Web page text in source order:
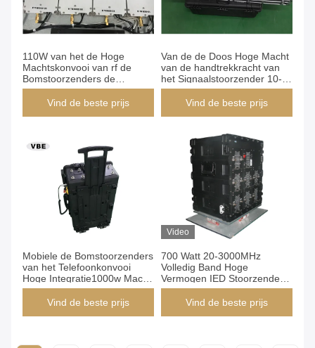
110W van het de Hoge
Machtskonvooi van rf de
Bomstoorzenders de
Bandrelatieve vochtigheid
≤90% van de 1 - 4
Vind de beste prijs
Van de de Doos Hoge Macht
van de handtrekkracht van
het Signaalstoorzender 10-
100 van het Watts 1-8 Kanaal
de Frequentieband
Vind de beste prijs
Mobiele de Bomstoorzenders
van het Telefoonkonvooi
Hoge Integratie1000w Macht
PHS/3G/4G AC 220V
Vind de beste prijs
Video
700 Watt 20-3000MHz
Volledig Band Hoge
Vermogen IED Stoorzender
Voertuig Gemonteerde RF
StoorderVind de beste prijs